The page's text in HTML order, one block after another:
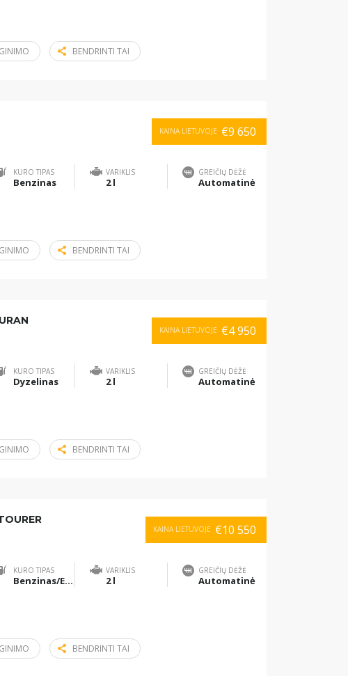
BENDRINTI TAI
KAINA LIETUVOJE €9 650
KURO TIPAS
Benzinas
VARIKLIS
2 l
GREIČIŲ DĖŽĖ
Automatinė
BENDRINTI TAI
KAINA LIETUVOJE €4 950
KURO TIPAS
Dyzelinas
VARIKLIS
2 l
GREIČIŲ DĖŽĖ
Automatinė
BENDRINTI TAI
KAINA LIETUVOJE €10 550
KURO TIPAS
Benzinas/Elektra
VARIKLIS
2 l
GREIČIŲ DĖŽĖ
Automatinė
BENDRINTI TAI